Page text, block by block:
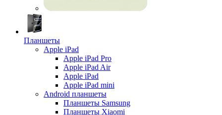
Планшеты
Apple iPad
Apple iPad Pro
Apple iPad Air
Apple iPad
Apple iPad mini
Android планшеты
Планшеты Samsung
Планшеты Xiaomi